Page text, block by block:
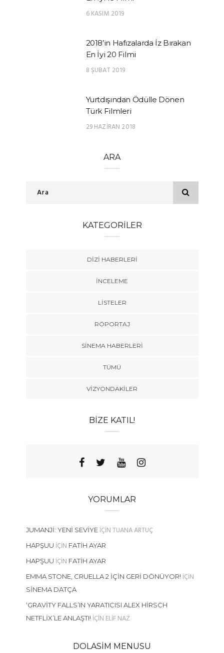
6 KASIM 2019
2018’in Hafızalarda İz Bırakan
En İyi 20 Filmi
8 ŞUBAT 2019
Yurtdışından Ödülle Dönen
Türk Filmleri
29 HAZIRAN 2018
ARA
KATEGORILER
DIZI HABERLERI
İNCELEME
LISTELER
RÖPORTAJ
SINEMA HABERLERI
TÜMÜ
VIZYONDAKILER
BIZE KATIL!
YORUMLAR
JUMANJI: YENI SEVIYEIÇINTUANA ARTUÇ
HAPŞUU IÇIN FATIH AYAR
HAPŞUU IÇIN FATIH AYAR
EMMA STONE, CRUELLA 2 İÇIN GERI DÖNÜYOR!IÇIN
SINEMA DATÇA
‘GRAVITY FALLS’IN YARATICISI ALEX HIRSCH
NETFLIX’LE ANLAŞTI!IÇIN ELIF NAZ
DOLASIM MENUSU